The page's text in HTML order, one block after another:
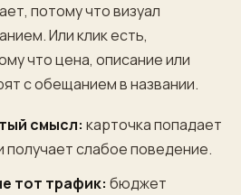
потому что визуал
Или клик есть,
что цена, описание или
с обещанием в названии.
смысл: карточка попадает
получает слабое поведение.
тот трафик: бюджет